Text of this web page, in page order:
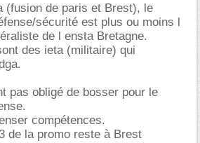
(fusion de paris et Brest), le
sécurité est plus ou moins l
de l ensta Bretagne.
des ieta (militaire) qui
pas obligé de bosser pour le
compétences.
de la promo reste à Brest